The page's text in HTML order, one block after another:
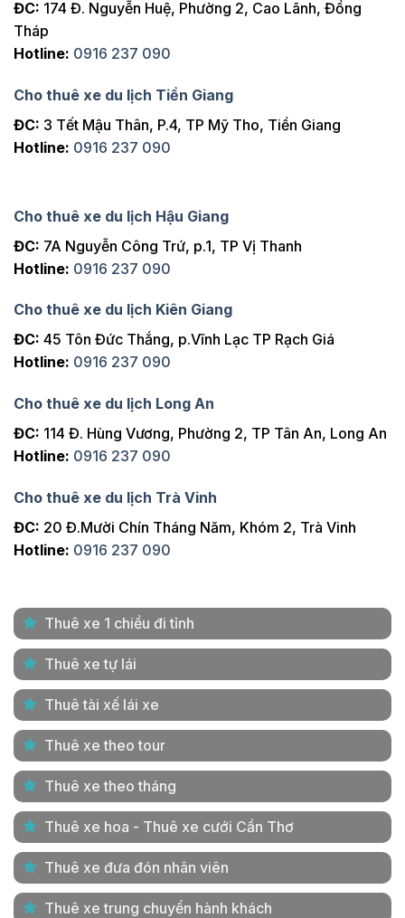
ĐC: 174 Đ. Nguyễn Huệ, Phường 2, Cao Lãnh, Đồng
Tháp
Hotline: 0916 237 090
Cho thuê xe du lịch Tiền Giang
ĐC: 3 Tết Mậu Thân, P.4, TP Mỹ Tho, Tiền Giang
Hotline: 0916 237 090
Cho thuê xe du lịch Hậu Giang
ĐC: 7A Nguyễn Công Trứ, p.1, TP Vị Thanh
Hotline: 0916 237 090
Cho thuê xe du lịch Kiên Giang
ĐC: 45 Tôn Đức Thắng, p.Vĩnh Lạc TP Rạch Giá
Hotline: 0916 237 090
Cho thuê xe du lịch Long An
ĐC: 114 Đ. Hùng Vương, Phường 2, TP Tân An, Long An
Hotline: 0916 237 090
Cho thuê xe du lịch Trà Vinh
ĐC: 20 Đ.Mười Chín Tháng Năm, Khóm 2, Trà Vinh
Hotline: 0916 237 090
Thuê xe 1 chiều đi tỉnh
Thuê xe tự lái
Thuê tài xế lái xe
Thuê xe theo tour
Thuê xe theo tháng
Thuê xe hoa - Thuê xe cưới Cần Thơ
Thuê xe đưa đón nhân viên
Thuê xe trung chuyển hành khách